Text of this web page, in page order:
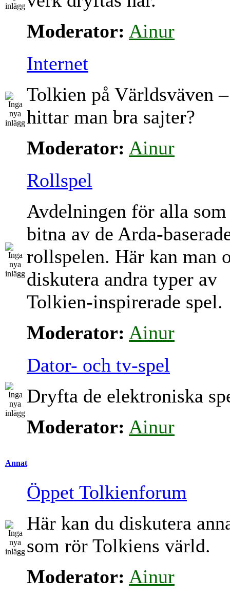
Moderator: Ainur
Internet
Tolkien på Världsväven
hittar man bra sajter?
Moderator: Ainur
Rollspel
Avdelningen för alla
bitna av de Arda-
rollspelen. Här kan man
diskutera andra typer av
Tolkien-inspirerade spel.
Moderator: Ainur
Dator- och tv-spel
Dryfta de elektroniska
Moderator: Ainur
Annat
Öppet Tolkienforum
Här kan du diskutera
som rör Tolkiens värld.
Moderator: Ainur